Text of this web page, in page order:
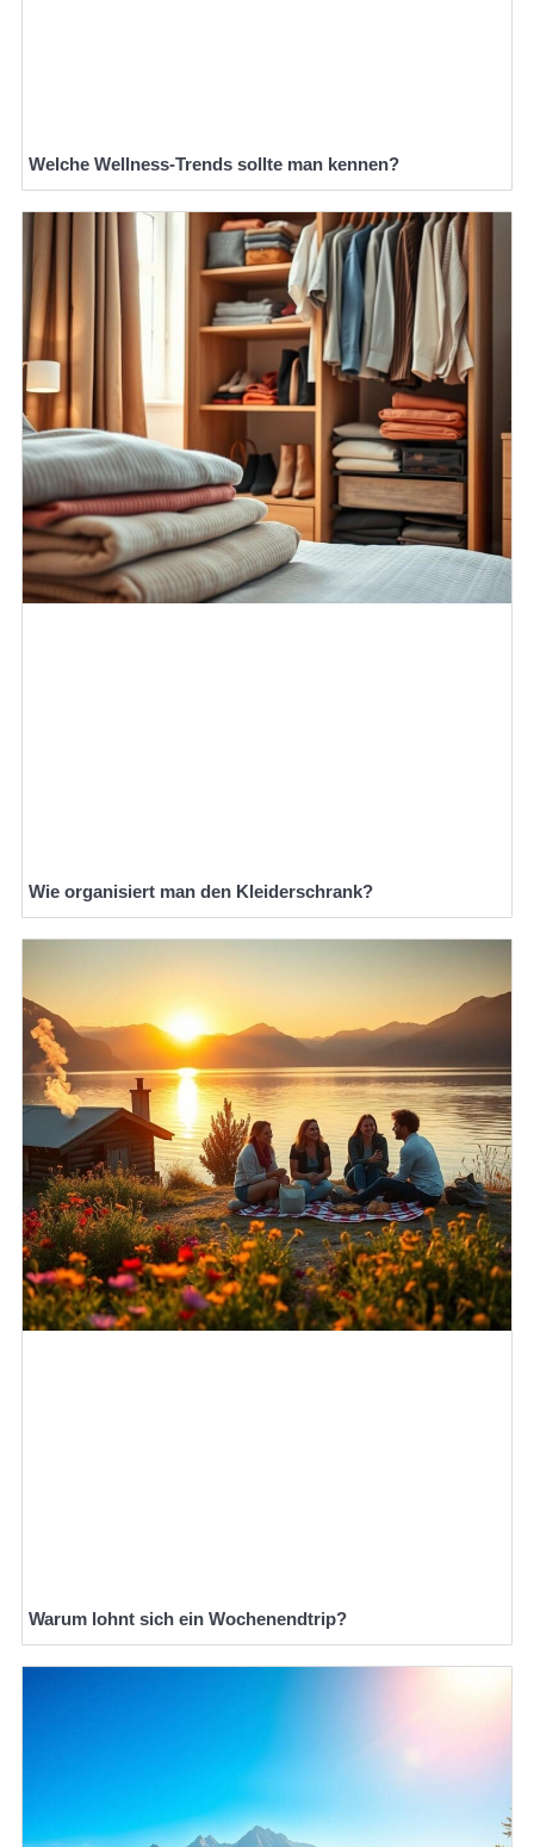
Welche Wellness-Trends sollte man kennen?
Wie organisiert man den Kleiderschrank?
Warum lohnt sich ein Wochenendtrip?